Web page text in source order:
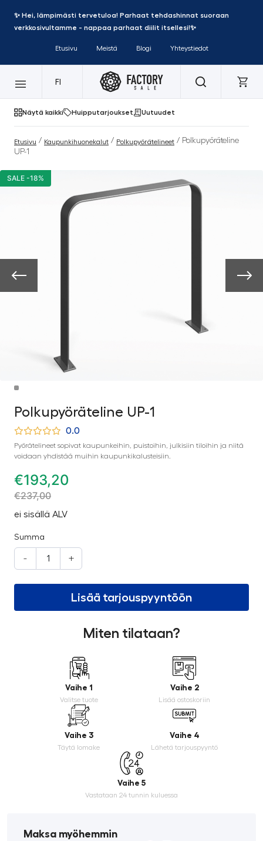
✨ Hei, lämpimästi tervetuloa! Parhaat tehdashinnat suoraan
verkkosivultamme - nappaa parhaat diilit itsellesi!✨
Etusivu Meistä Blogi Yhteystiedot
FI
Näytä kaikki Huipputarjoukset Uutuudet
Etusivu / Kaupunkihuonekalut / Polkupyörätelineet / Polkupyöräteline
UP-1
SALE -18%
Polkupyöräteline UP-1
0.0
Pyörätelineet sopivat kaupunkeihin, puistoihin, julkisiin tiloihin ja niitä
voidaan yhdistää muihin kaupunkikalusteisiin.
€193,20
€237,00
ei sisällä ALV
Summa
- +
Lisää tarjouspyyntöön
Miten tilataan?
Vaihe 1
Valitse tuote
Vaihe 2
Lisää ostoskoriin
Vaihe 3
Täytä lomake
Vaihe 4
Lähetä tarjouspyyntö
Vaihe 5
Vastataan 24 tunnin kuluessa
Maksa myöhemmin